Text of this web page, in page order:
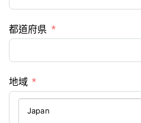
都道府県
地域
Japan